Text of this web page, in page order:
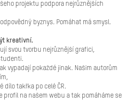
projektu podpora nejrůznějších
byznys. Pomáhat má smysl.
kreativní.
svou tvorbu nejrůznější grafici,
vypadají pokaždé jinak. Našim autorům
dílo takřka po celé ČR.
profil na našem webu a tak pomáháme se